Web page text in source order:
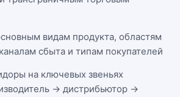
видам продукта, областям
сбыта и типам покупателей
на ключевых звеньях
→ дистрибьютор →